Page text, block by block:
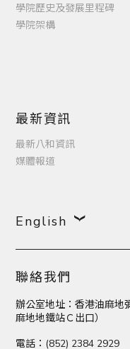
學院歷史及發展里程碑
學院架構
最新資訊
最新八和資訊
媒體報道
English
聯絡我們
辦公室地址：香港油麻地
麻地地鐵站Ｃ出口）
電話：(852) 2384 2929